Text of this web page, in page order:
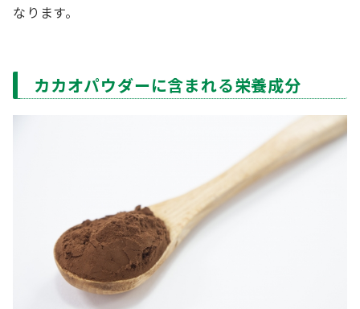
なります。
カカオパウダーに含まれる栄養成分